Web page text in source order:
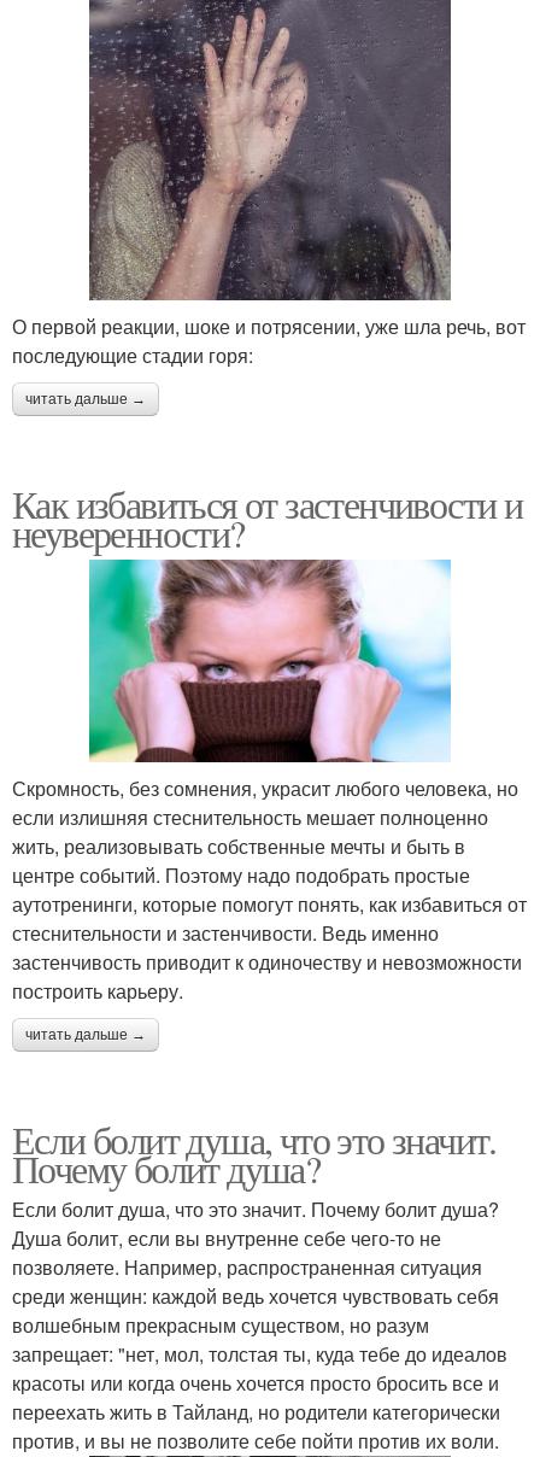
О первой реакции, шоке и потрясении, уже шла речь, вот
последующие стадии горя:
читать дальше →
Как избавиться от застенчивости и
неуверенности?
Скромность, без сомнения, украсит любого человека, но
если излишняя стеснительность мешает полноценно
жить, реализовывать собственные мечты и быть в
центре событий. Поэтому надо подобрать простые
аутотренинги, которые помогут понять, как избавиться от
стеснительности и застенчивости. Ведь именно
застенчивость приводит к одиночеству и невозможности
построить карьеру.
читать дальше →
Если болит душа, что это значит.
Почему болит душа?
Если болит душа, что это значит. Почему болит душа?
Душа болит, если вы внутренне себе чего-то не
позволяете. Например, распространенная ситуация
среди женщин: каждой ведь хочется чувствовать себя
волшебным прекрасным существом, но разум
запрещает: "нет, мол, толстая ты, куда тебе до идеалов
красоты или когда очень хочется просто бросить все и
переехать жить в Тайланд, но родители категорически
против, и вы не позволите себе пойти против их воли.